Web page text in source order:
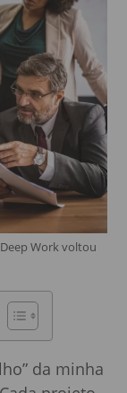
Work voltou
da minha